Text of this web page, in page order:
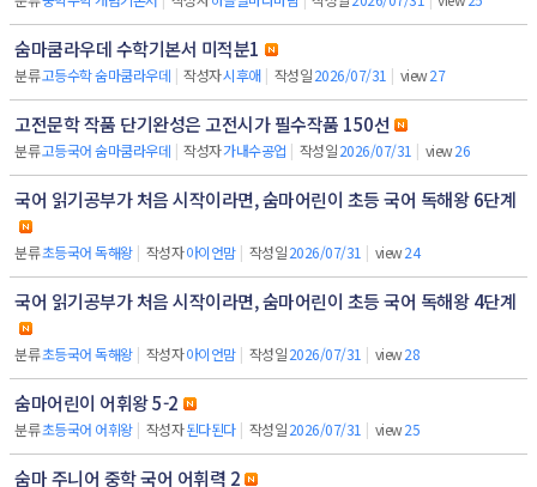
숨마쿰라우데 수학기본서 미적분1
분류고등수학 숨마쿰라우데 | 작성자시후애 | 작성일2026/07/31 | view27
고전문학 작품 단기완성은 고전시가 필수작품 150선
분류고등국어 숨마쿰라우데 | 작성자가내수공업 | 작성일2026/07/31 | view26
국어 읽기공부가 처음 시작이라면, 숨마어린이 초등 국어 독해왕 6단계
분류초등국어 독해왕 | 작성자아이언맘 | 작성일2026/07/31 | view24
국어 읽기공부가 처음 시작이라면, 숨마어린이 초등 국어 독해왕 4단계
분류초등국어 독해왕 | 작성자아이언맘 | 작성일2026/07/31 | view28
숨마어린이 어휘왕 5-2
분류초등국어 어휘왕 | 작성자된다된다 | 작성일2026/07/31 | view25
숨마 주니어 중학 국어 어휘력 2